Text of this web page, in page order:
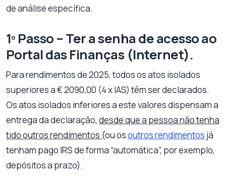
de análise específica.
1º Passo – Ter a senha de acesso ao
Portal das Finanças (Internet).
Para rendimentos de 2025, todos os atos isolados
superiores a € 2090,00 (4 x IAS) têm ser declarados.
Os atos isolados inferiores a este valores dispensam a
entrega da declaração, desde que a pessoa não tenha
tido outros rendimentos (ou osoutros rendimentos já
tenham pago IRS de forma “automática”, por exemplo,
depósitos a prazo).